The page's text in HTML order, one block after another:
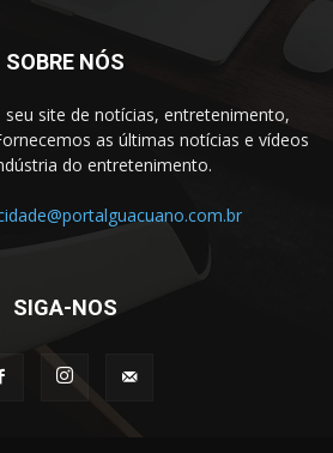
SOBRE NÓS
seu site de notícias, entretenimento,
as últimas notícias e vídeos
do entretenimento.
SIGA-NOS